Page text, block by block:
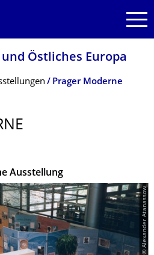
Östliches Europa
Prager Moderne
Ausstellung
© Alexander Atanassow